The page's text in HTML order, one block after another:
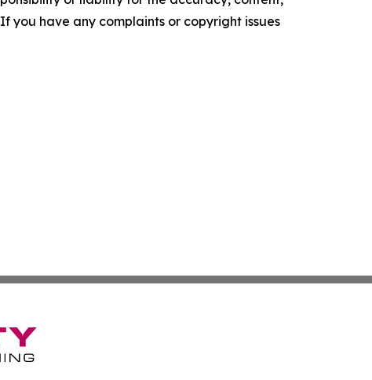
you have any complaints or copyright issues